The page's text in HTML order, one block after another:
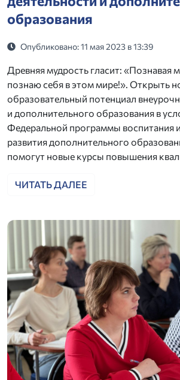
образования
Опубликовано: 11 мая 2023 в 13:39
Древняя мудрость гласит: «Познавая
познаю себя в этом мире!». Открыть
образовательный потенциал
и дополнительного образования в
Федеральной программы воспитания
развития дополнительного
помогут новые курсы повышения
ЧИТАТЬ ДАЛЕЕ